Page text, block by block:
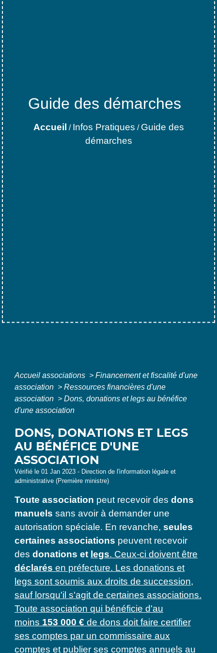
Guide des démarches
Accueil / Infos Pratiques / Guide des
démarches
Accueil associations > Financement et fiscalité d'une
association > Ressources financières d'une
association > Dons, donations et legs au bénéfice
d'une association
DONS, DONATIONS ET LEGS
AU BÉNÉFICE D'UNE
ASSOCIATION
Vérifié le 01 Jan 2023 - Direction de l'information légale et
administrative (Première ministre)
Toute association peut recevoir des dons
manuels sans avoir à demander une
autorisation spéciale. En revanche, seules
certaines associations peuvent recevoir
des donations et legs. Ceux-ci doivent être
déclarés en préfecture. Les donations et
legs sont soumis aux droits de succession,
sauf lorsqu'il s'agit de certaines associations.
Toute association qui bénéficie d'au
moins 153 000 € de dons doit faire certifier
ses comptes par un commissaire aux
comptes et publier ses comptes annuels au